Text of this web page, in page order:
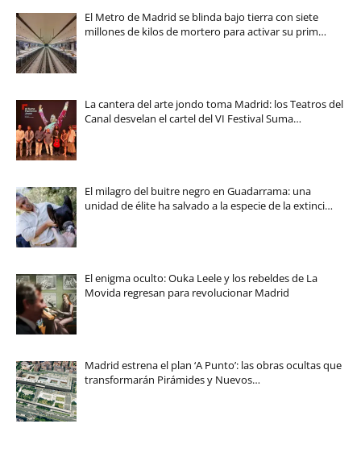
El Metro de Madrid se blinda bajo tierra con siete
millones de kilos de mortero para activar su prim…
La cantera del arte jondo toma Madrid: los Teatros del
Canal desvelan el cartel del VI Festival Suma…
El milagro del buitre negro en Guadarrama: una
unidad de élite ha salvado a la especie de la extinci…
El enigma oculto: Ouka Leele y los rebeldes de La
Movida regresan para revolucionar Madrid
Madrid estrena el plan ‘A Punto’: las obras ocultas que
transformarán Pirámides y Nuevos…